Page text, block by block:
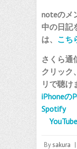
noteのメ
中の日記
は、 こち
さくら通
クリック
リで聴け
iPhoneの
Spotify
YouTube
Bysakura |